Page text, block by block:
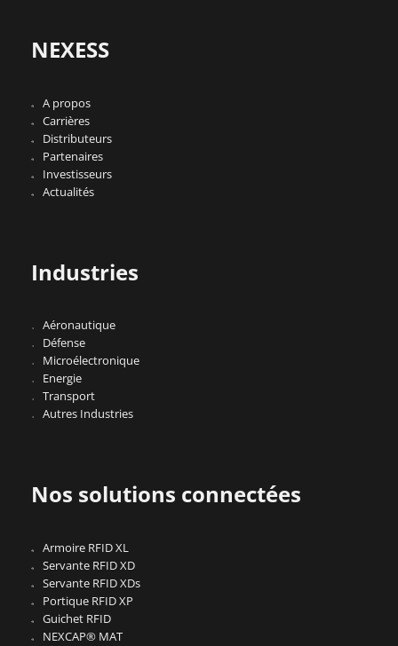
NEXESS
A propos
Carrières
Distributeurs
Partenaires
Investisseurs
Actualités
Industries
Aéronautique
Défense
Microélectronique
Energie
Transport
Autres Industries
Nos solutions connectées
Armoire RFID XL
Servante RFID XD
Servante RFID XDs
Portique RFID XP
Guichet RFID
NEXCAP® MAT